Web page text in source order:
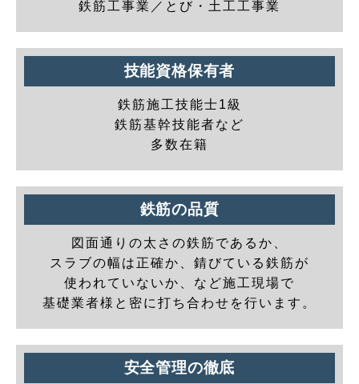
鉄筋工事業／とび・土工工事業
技能資格保有者
鉄筋施工技能士1級
鉄筋基幹技能者など
多数在籍
鉄筋の品質
図面通りの太さの鉄筋であるか、
スラブの幅は正確か、錆びている鉄筋が
使われていないか、など施工現場で
基礎業者様と密に打ち合わせを行います。
安全管理の徹底